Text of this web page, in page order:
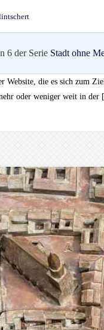
6 der Serie Stadt ohne
Website, die es sich zum
oder weniger weit in